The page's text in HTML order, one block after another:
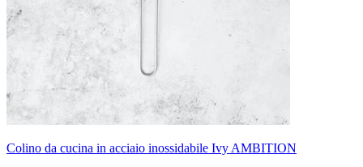
Colino da cucina in acciaio inossidabile Ivy AMBITION